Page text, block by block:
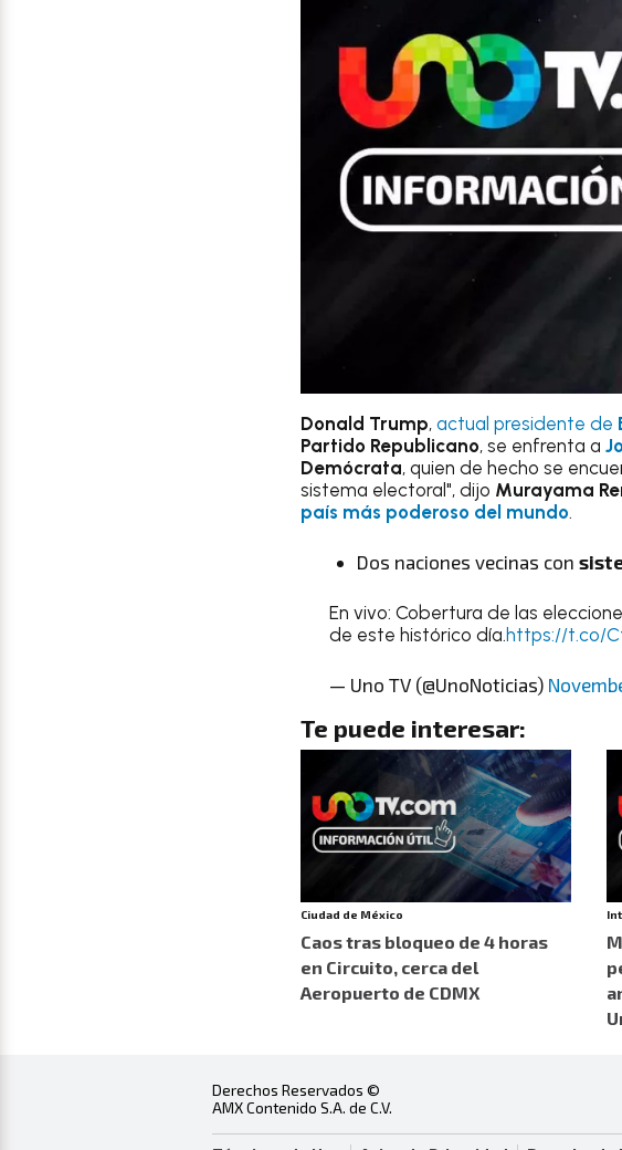
Donald Trump, actual presidente de
Partido Republicano, se enfrenta a
Demócrata, quien de hecho se
sistema electoral", dijo Murayama
país más poderoso del mundo.
Dos naciones vecinas con
En vivo: Cobertura de las
de este histórico día.https://t.co/
— Uno TV (@UnoNoticias)
Te puede interesar:
Ciudad de México
Caos tras bloqueo de 4 horas
en Circuito, cerca del
Aeropuerto de CDMX
Derechos Reservados ©
AMX Contenido S.A. de C.V.